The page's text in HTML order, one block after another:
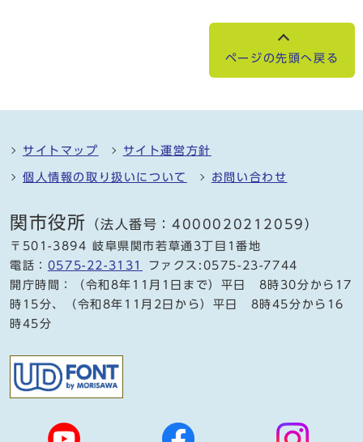
ページの先頭へ戻る
サイトマップ サイト運営方針
個人情報の取り扱いについて お問い合わせ
関市役所 （法人番号：4000020212059）
〒501-3894 岐阜県関市若草通3丁目1番地
電話： 0575-22-3131
ファクス:0575-23-7744
開庁時間：（令和8年11月1日まで）平日 8時30分から17
時15分、（令和8年11月2日から）平日 8時45分から16
時45分